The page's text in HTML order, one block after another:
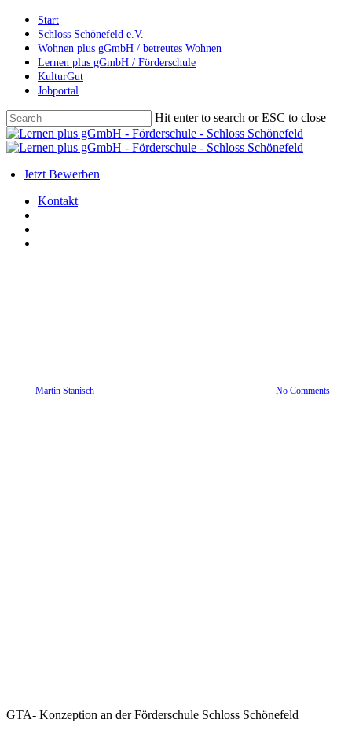
Skip
main
content
Start
Schloss Schönefeld e.V.
Wohnen plus gGmbH / betreutes Wohnen
Lernen plus gGmbH / Förderschule
KulturGut
Jobportal
Hit enter to search or ESC to close
Close
Search
search
account
MenuJetzt Bewerben
Kontakt
Martin Stanisch No Comments
GTA- Konzeption an der Förderschule Schloss Schönefeld